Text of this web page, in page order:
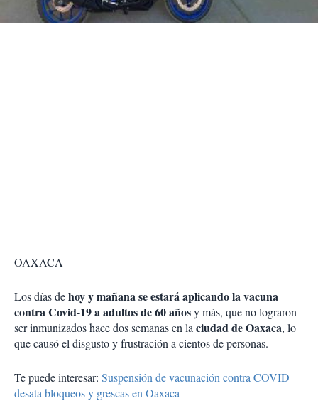
r
OAXACA
Los días dehoy y mañana se estará aplicando la vacuna
contra Covid-19 a adultos de 60 añosy más, que no lograron
ser inmunizados hace dos semanas en laciudad de Oaxaca, lo
que causó el disgusto y frustración a cientos de personas.
Te puede interesar: Suspensión de vacunación contra COVID
desata bloqueos y grescas en Oaxaca